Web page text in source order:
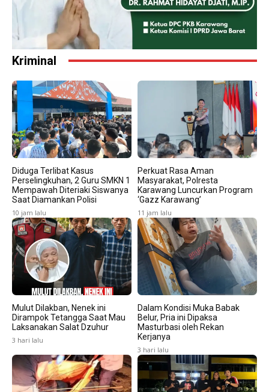
Kriminal
Diduga Terlibat Kasus
Perselingkuhan, 2 Guru SMKN 1
Mempawah Diteriaki Siswanya
Saat Diamankan Polisi
10 jam lalu
Perkuat Rasa Aman
Masyarakat, Polresta
Karawang Luncurkan Program
‘Gazz Karawang’
11 jam lalu
Mulut Dilakban, Nenek ini
Dirampok Tetangga Saat Mau
Laksanakan Salat Dzuhur
3 hari lalu
Dalam Kondisi Muka Babak
Belur, Pria ini Dipaksa
Masturbasi oleh Rekan
Kerjanya
3 hari lalu